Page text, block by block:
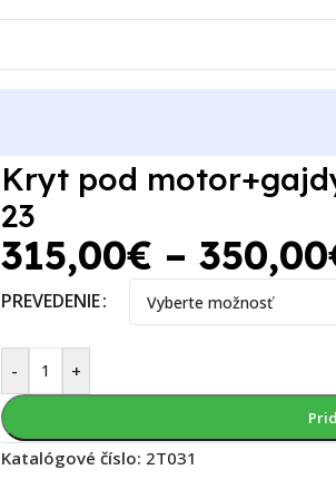
Kryt pod
23
315,00€ – 350,00
PREVEDENIE
- +
Katalógové číslo: 2T031